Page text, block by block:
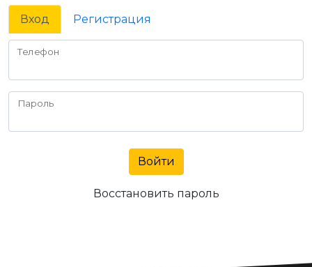
Вход Регистрация
Телефон
Пароль
Войти
Восстановить пароль